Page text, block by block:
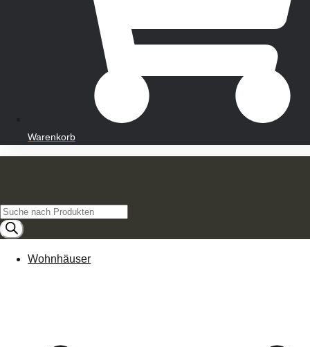
Warenkorb
Products
search
Wohnhäuser